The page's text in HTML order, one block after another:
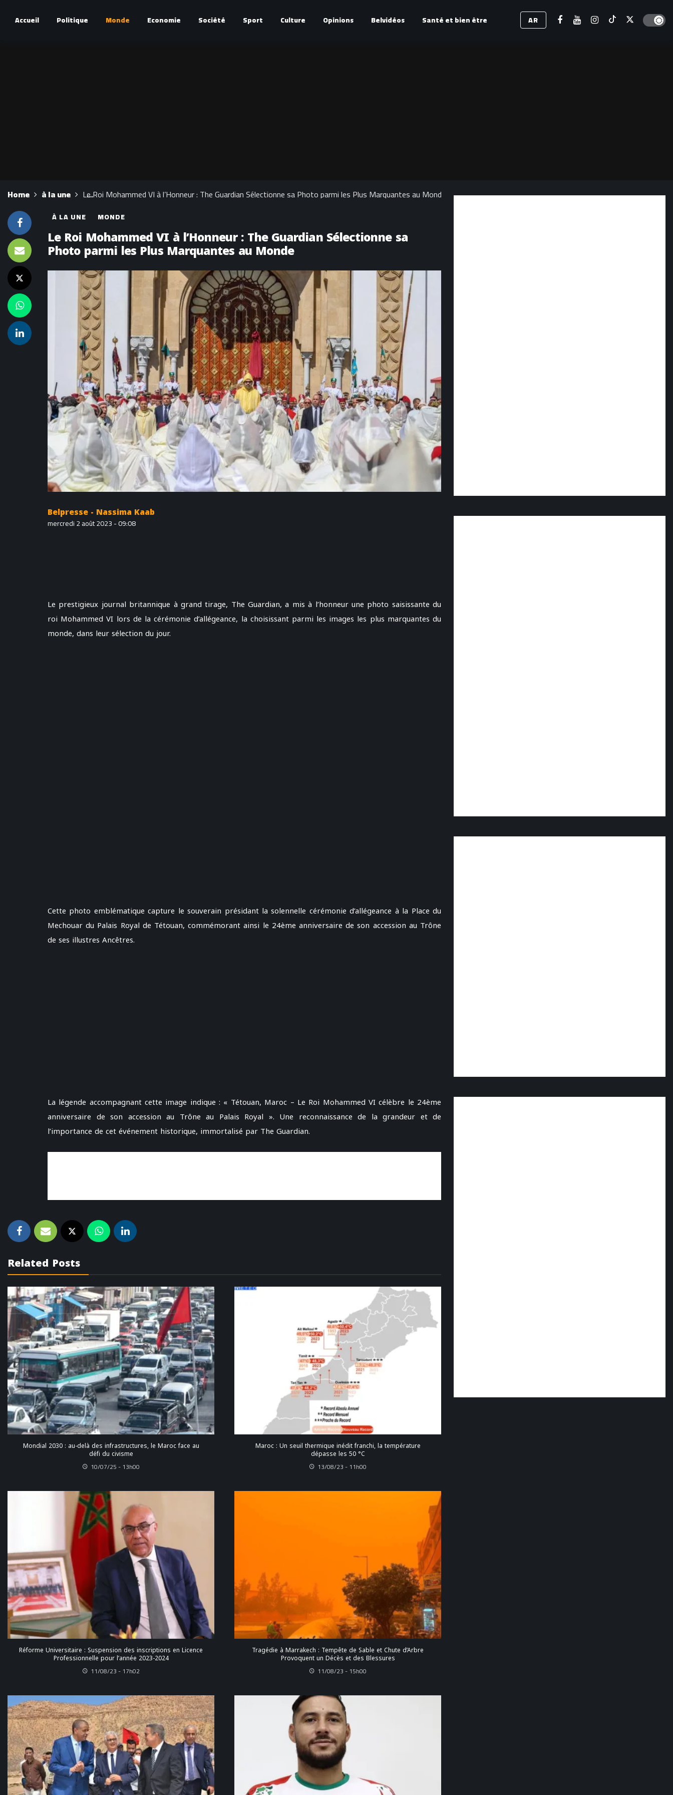
Accueil Politique Monde Economie Société Sport Culture Opinions Belvidéos Santé et bien être AR Dark
Home à la une Le Roi Mohammed VI à l’Honneur : The Guardian Sélectionne sa Photo parmi les Plus Marquantes au Monde
À LA UNE MONDE
Le Roi Mohammed VI à l’Honneur : The Guardian Sélectionne sa
Photo parmi les Plus Marquantes au Monde
Belpresse - Nassima Kaab
mercredi 2 août 2023 - 09:08
Le prestigieux journal britannique à grand tirage, The Guardian, a mis à l’honneur une photo saisissante du
roi Mohammed VI lors de la cérémonie d’allégeance, la choisissant parmi les images les plus marquantes du
monde, dans leur sélection du jour.
Cette photo emblématique capture le souverain présidant la solennelle cérémonie d’allégeance à la Place du
Mechouar du Palais Royal de Tétouan, commémorant ainsi le 24ème anniversaire de son accession au Trône
de ses illustres Ancêtres.
La légende accompagnant cette image indique : « Tétouan, Maroc – Le Roi Mohammed VI célèbre le 24ème
anniversaire de son accession au Trône au Palais Royal ». Une reconnaissance de la grandeur et de
l’importance de cet événement historique, immortalisé par The Guardian.
Related Posts
Mondial 2030 : au-delà des infrastructures, le Maroc face au
défi du civisme
10/07/25 - 13h00
Maroc : Un seuil thermique inédit franchi, la température
dépasse les 50 °C
13/08/23 - 11h00
Réforme Universitaire : Suspension des inscriptions en Licence
Professionnelle pour l’année 2023-2024
11/08/23 - 17h02
Tragédie à Marrakech : Tempête de Sable et Chute d’Arbre
Provoquent un Décès et des Blessures
11/08/23 - 15h00